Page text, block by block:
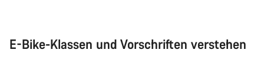
E-Bike-Klassen und Vorschriften verstehen